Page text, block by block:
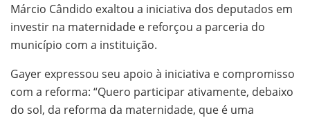
Márcio Cândido exaltou a iniciativa dos deputados em
investir na maternidade e reforçou a parceria do
município com a instituição.
Gayer expressou seu apoio à iniciativa e compromisso
com a reforma: “Quero participar ativamente, debaixo
do sol, da reforma da maternidade, que é uma